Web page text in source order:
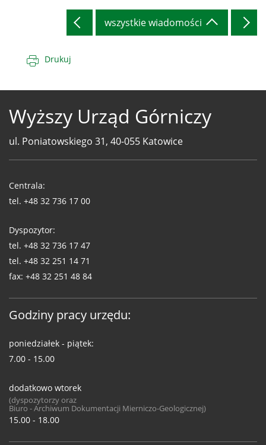
wszystkie wiadomości
Drukuj
Wyższy Urząd Górniczy
ul. Poniatowskiego 31, 40-055 Katowice
WUG
Centrala:
tel. +48 32 736 17 00
Dyspozytor:
tel. +48 32 736 17 47
tel. +48 32 251 14 71
fax: +48 32 251 48 84
Godziny pracy urzędu:
poniedziałek - piątek:
7.00 - 15.00
dodatkowo wtorek
(dyspozytorzy oraz
Biuro - Archiwum Dokumentacji Mierniczo-Geologicznej)
15.00 - 18.00